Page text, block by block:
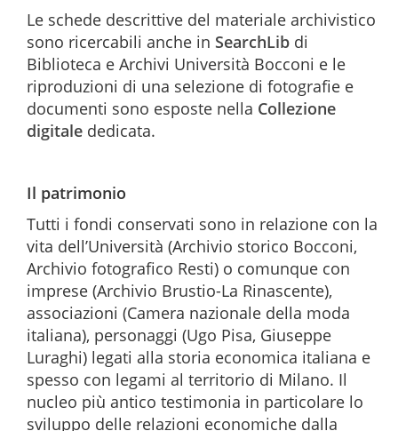
Le schede descrittive del materiale archivistico
sono ricercabili anche in SearchLib di
Biblioteca e Archivi Università Bocconi e le
riproduzioni di una selezione di fotografie e
documenti sono esposte nella Collezione
digitale dedicata.
Il patrimonio
Tutti i fondi conservati sono in relazione con la
vita dell’Università (Archivio storico Bocconi,
Archivio fotografico Resti) o comunque con
imprese (Archivio Brustio-La Rinascente),
associazioni (Camera nazionale della moda
italiana), personaggi (Ugo Pisa, Giuseppe
Luraghi) legati alla storia economica italiana e
spesso con legami al territorio di Milano. Il
nucleo più antico testimonia in particolare lo
sviluppo delle relazioni economiche dalla